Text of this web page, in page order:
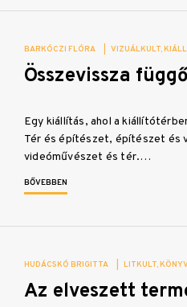
BARKÓCZI FLÓRA VIZUÁLKULT
Összevissza
Egy kiállítás, ahol a
Tér és építészet, építészet és
videóművészet és tér.…
BŐVEBBEN
HUDÁCSKÓ BRIGITTA LITKULT
Az elveszett